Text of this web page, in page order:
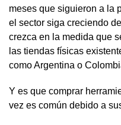
meses que siguieron a la
el sector siga creciendo
crezca en la medida que
las tiendas físicas
como Argentina o
Y es que comprar
vez es común debido a